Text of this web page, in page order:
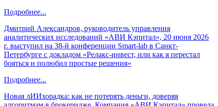
Подробнее...
Дмитрий Александров, руководитель управления
аналитических исследований «АВИ Кэпитал», 20 июня 2026
г. выступил на 38-й конференции Smart-lab в Санкт-
Петербурге с докладом «Релакс-инвест, или как я перестал
бояться и полюбил простые решения»
Подробнее...
Новая лИИхорадка: как не потерять деньги, доверяя